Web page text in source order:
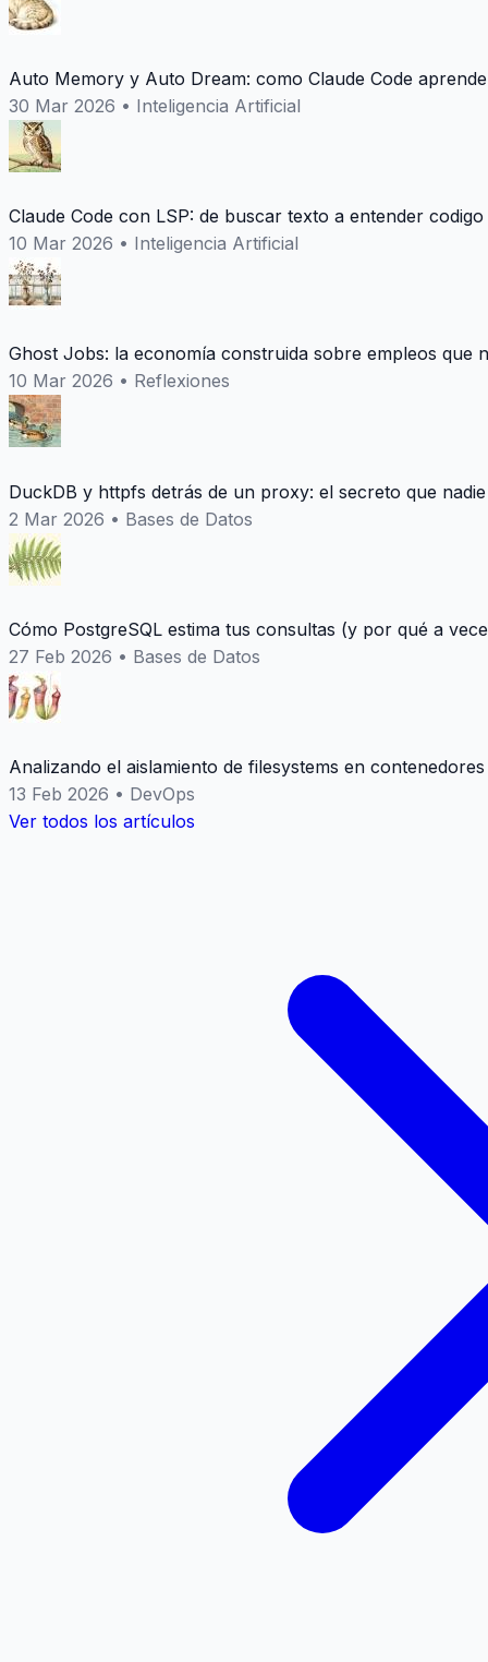
Auto Memory y Auto Dream: como Claude Code
30 Mar 2026 • Inteligencia Artificial
Claude Code con LSP: de buscar texto a entender codigo
10 Mar 2026 • Inteligencia Artificial
Ghost Jobs: la economía construida sobre empleos que
10 Mar 2026 • Reflexiones
DuckDB y httpfs detrás de un proxy: el secreto que
2 Mar 2026 • Bases de Datos
Cómo PostgreSQL estima tus consultas (y por qué a
27 Feb 2026 • Bases de Datos
Analizando el aislamiento de filesystems en
13 Feb 2026 • DevOps
Ver todos los artículos